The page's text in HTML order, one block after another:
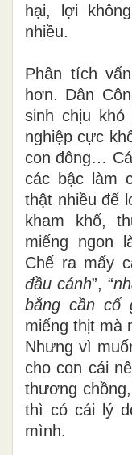
hại, lợi
nhiều.
Phân tích
hơn. Dân
sinh chịu
nghiệp cực
con đông…
các bậc làm
thật nhiều để
kham khổ,
miếng ngon
Chế ra mấy
đầu cánh”, “
bằng cần cổ
miếng thịt mà
Nhưng vì
cho con cái
thương
thì có cái lý
mình.